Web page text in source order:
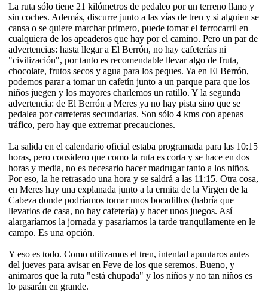
La ruta sólo tiene 21 kilómetros de pedaleo por un terreno llano y
sin coches. Además, discurre junto a las vías de tren y si alguien se
cansa o se quiere marchar primero, puede tomar el ferrocarril en
cualquiera de los apeaderos que hay por el camino. Pero un par de
advertencias: hasta llegar a El Berrón, no hay cafeterías ni
"civilización", por tanto es recomendable llevar algo de fruta,
chocolate, frutos secos y agua para los peques. Ya en El Berrón,
podemos parar a tomar un cafetín junto a un parque para que los
niños juegen y los mayores charlemos un ratillo. Y la segunda
advertencia: de El Berrón a Meres ya no hay pista sino que se
pedalea por carreteras secundarias. Son sólo 4 kms con apenas
tráfico, pero hay que extremar precauciones.
La salida en el calendario oficial estaba programada para las 10:15
horas, pero considero que como la ruta es corta y se hace en dos
horas y media, no es necesario hacer madrugar tanto a los niños.
Por eso, la he retrasado una hora y se saldrá a las 11:15. Otra cosa,
en Meres hay una explanada junto a la ermita de la Virgen de la
Cabeza donde podríamos tomar unos bocadillos (habría que
llevarlos de casa, no hay cafetería) y hacer unos juegos. Así
alargaríamos la jornada y pasaríamos la tarde tranquilamente en le
campo. Es una opción.
Y eso es todo. Como utilizamos el tren, intentad apuntaros antes
del jueves para avisar en Feve de los que seremos. Bueno, y
animaros que la ruta "está chupada" y los niños y no tan niños es
lo pasarán en grande.